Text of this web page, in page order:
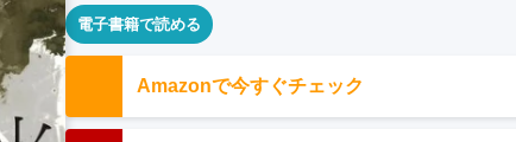
電子書籍で読める
Amazonで今すぐチェック